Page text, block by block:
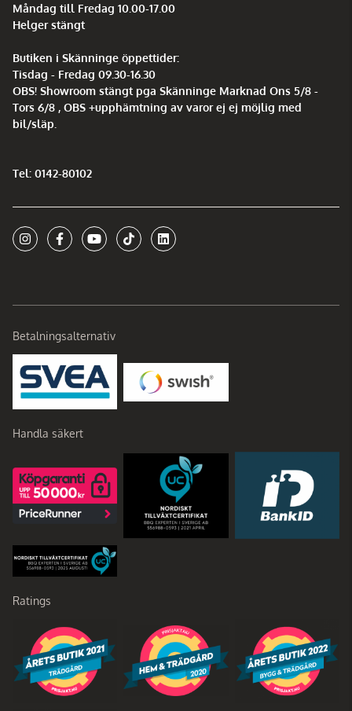
Måndag till Fredag 10.00-17.00
Helger stängt
Butiken i Skänninge öppettider:
Tisdag - Fredag 09.30-16.30
OBS! Showroom stängt pga Skänninge Marknad Ons 5/8 -
Tors 6/8 , OBS +upphämtning av varor ej ej möjlig med
bil/släp.
Tel: 0142-80102
Betalningsalternativ
Handla säkert
Ratings